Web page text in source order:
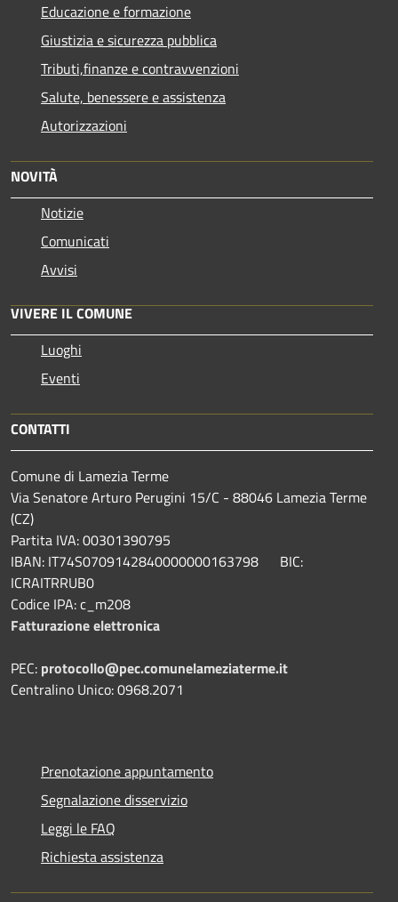
Educazione e formazione
Giustizia e sicurezza pubblica
Tributi,finanze e contravvenzioni
Salute, benessere e assistenza
Autorizzazioni
NOVITÀ
Notizie
Comunicati
Avvisi
VIVERE IL COMUNE
Luoghi
Eventi
CONTATTI
Comune di Lamezia Terme
Via Senatore Arturo Perugini 15/C - 88046 Lamezia Terme
(CZ)
Partita IVA: 00301390795
IBAN: IT74S0709142840000000163798 BIC:
ICRAITRRUB0
Codice IPA: c_m208
Fatturazione elettronica
PEC: protocollo@pec.comunelameziaterme.it
Centralino Unico: 0968.2071
Prenotazione appuntamento
Segnalazione disservizio
Leggi le FAQ
Richiesta assistenza